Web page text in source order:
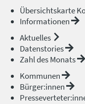
Übersichtskarte
Informationen
Aktuelles
Datenstories
Zahl des Monats
Kommunen
Bürger:innen